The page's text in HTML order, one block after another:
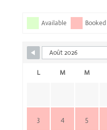
Available Booked
L M M
3 4 5